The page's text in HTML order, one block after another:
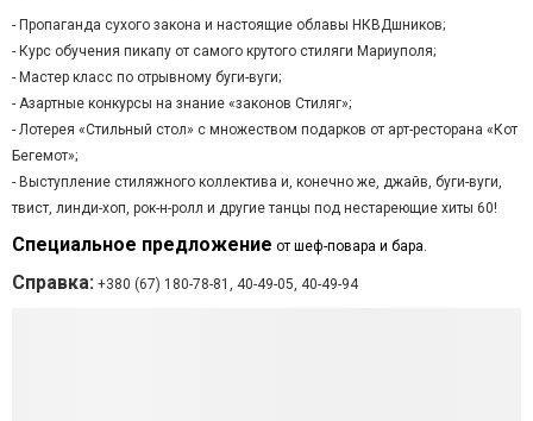
- Пропаганда сухого закона и настоящие облавы НКВДшников;
- Курс обучения пикапу от самого крутого стиляги Мариуполя;
- Мастер класс по отрывному буги-вуги;
- Азартные конкурсы на знание «законов Стиляг»;
- Лотерея «Стильный стол» с множеством подарков от арт-ресторана «Кот
Бегемот»;
- Выступление стиляжного коллектива и, конечно же, джайв, буги-вуги,
твист, линди-хоп, рок-н-ролл и другие танцы под нестареющие хиты 60!
Специальное предложение от шеф-повара и бара.
Справка: +380 (67) 180-78-81, 40-49-05, 40-49-94